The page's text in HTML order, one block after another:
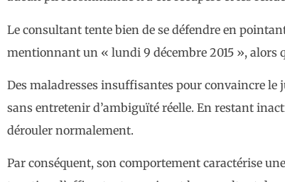
Le consultant tente bien de se défendre en
mentionnant un « lundi 9 décembre 2015 », alors
Des maladresses insuffisantes pour convaincre
sans entretenir d’ambiguïté réelle. En restant
dérouler normalement.
Par conséquent, son comportement caractérise